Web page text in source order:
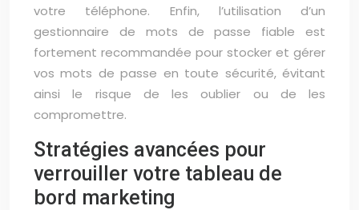
votre téléphone. Enfin, l’utilisation d’un
gestionnaire de mots de passe fiable est
fortement recommandée pour stocker et gérer
vos mots de passe en toute sécurité, évitant
ainsi le risque de les oublier ou de les
compromettre.
Stratégies avancées pour
verrouiller votre tableau de
bord marketing